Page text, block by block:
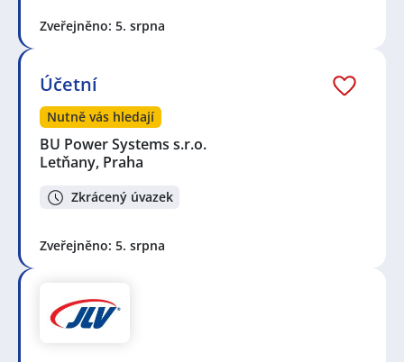
Zveřejněno: 5. srpna
Účetní
Nutně vás hledají
BU Power Systems s.r.o.
Letňany, Praha
Zkrácený úvazek
Zveřejněno: 5. srpna